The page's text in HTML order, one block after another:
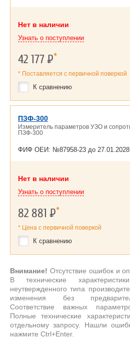
Нет в наличии
Узнать о поступлении
42 177Р*
* Поставляется с первичной поверкой
К сравнению
ПЗФ-300
Измеритель параметров УЗО и
ПЗФ-300
ФИФ ОЕИ: №87958-23 до 27.01.2028
Нет в наличии
Узнать о поступлении
82 881Р*
* Цена с первичной поверкой
К сравнению
Внимание! Отсутствие ошибок и
В технические
неутвержденного типа
изменения без
Соответствие важных
Полные технические
отдельному запросу. Нашли
нажмите Ctrl+Enter.